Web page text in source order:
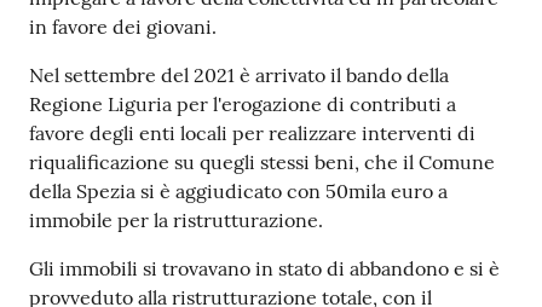
n
e
A
N
P
R
Tutti
argomenti...
in favore dei giovani.
Nel settembre del 2021 è arrivato il bando della
Regione Liguria per l'erogazione di contributi a
favore degli enti locali per realizzare interventi di
riqualificazione su quegli stessi beni, che il Comune
della Spezia si è aggiudicato con 50mila euro a
immobile per la ristrutturazione.
Gli immobili si trovavano in stato di abbandono e si è
provveduto alla ristrutturazione totale, con il